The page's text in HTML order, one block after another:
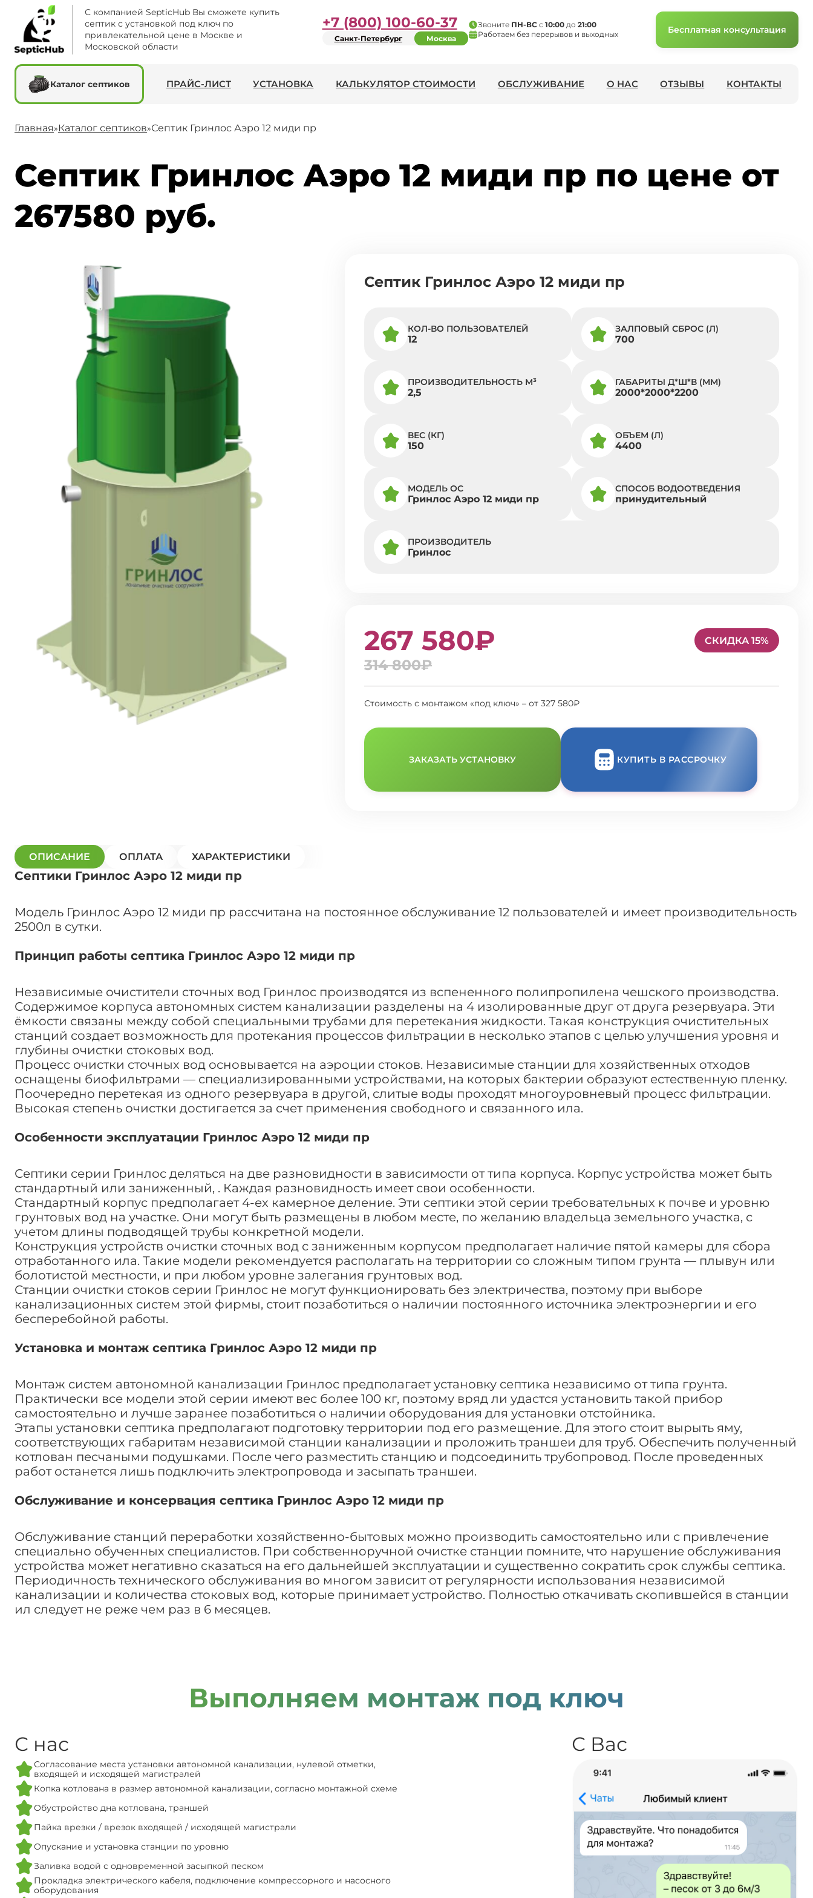
С компанией SepticHub Вы сможете купить
септик с установкой под ключ по
привлекательной цене в Москве и
Московской области
+7 (800) 100-60-37
Санкт-Петербург Москва
Звоните ПН-ВСс 10:00до 21:00
Работаем без перерывов и выходных
Бесплатная консультация
Каталог септиков ПРАЙС-ЛИСТ УСТАНОВКА КАЛЬКУЛЯТОР СТОИМОСТИ ОБСЛУЖИВАНИЕ О НАС ОТЗЫВЫ КОНТАКТЫ
Главная»Каталог септиков»Септик Гринлос Аэро 12 миди пр
Септик Гринлос Аэро 12 миди пр по цене от
267580 руб.
Септик Гринлос Аэро 12 миди пр
КОЛ-ВО ПОЛЬЗОВАТЕЛЕЙ
12
ЗАЛПОВЫЙ СБРОС (Л)
700
ПРОИЗВОДИТЕЛЬНОСТЬ M³
2,5
ГАБАРИТЫ Д*Ш*В (ММ)
2000*2000*2200
ВЕС (КГ)
150
ОБЪЕМ (Л)
4400
МОДЕЛЬ ОС
Гринлос Аэро 12 миди пр
СПОСОБ ВОДООТВЕДЕНИЯ
принудительный
ПРОИЗВОДИТЕЛЬ
Гринлос
267 580₽
314 800₽
СКИДКА 15%
Стоимость с монтажом «под ключ» – от 327 580₽
ЗАКАЗАТЬ УСТАНОВКУ КУПИТЬ В РАССРОЧКУ
ОПИСАНИЕ ОПЛАТА ХАРАКТЕРИСТИКИ
Септики Гринлос Аэро 12 миди пр
Модель Гринлос Аэро 12 миди пр рассчитана на постоянное обслуживание 12 пользователей и имеет производительность
2500л в сутки.
Принцип работы септика Гринлос Аэро 12 миди пр
Независимые очистители сточных вод Гринлос производятся из вспененного полипропилена чешского производства.
Содержимое корпуса автономных систем канализации разделены на 4 изолированные друг от друга резервуара. Эти
ёмкости связаны между собой специальными трубами для перетекания жидкости. Такая конструкция очистительных
станций создает возможность для протекания процессов фильтрации в несколько этапов с целью улучшения уровня и
глубины очистки стоковых вод.
Процесс очистки сточных вод основывается на аэроции стоков. Независимые станции для хозяйственных отходов
оснащены биофильтрами — специализированными устройствами, на которых бактерии образуют естественную пленку.
Поочередно перетекая из одного резервуара в другой, слитые воды проходят многоуровневый процесс фильтрации.
Высокая степень очистки достигается за счет применения свободного и связанного ила.
Особенности эксплуатации Гринлос Аэро 12 миди пр
Септики серии Гринлос деляться на две разновидности в зависимости от типа корпуса. Корпус устройства может быть
стандартный или заниженный, . Каждая разновидность имеет свои особенности.
Стандартный корпус предполагает 4-ех камерное деление. Эти септики этой серии требовательных к почве и уровню
грунтовых вод на участке. Они могут быть размещены в любом месте, по желанию владельца земельного участка, с
учетом длины подводящей трубы конкретной модели.
Конструкция устройств очистки сточных вод с заниженным корпусом предполагает наличие пятой камеры для сбора
отработанного ила. Такие модели рекомендуется располагать на территории со сложным типом грунта — плывун или
болотистой местности, и при любом уровне залегания грунтовых вод.
Станции очистки стоков серии Гринлос не могут функционировать без электричества, поэтому при выборе
канализационных систем этой фирмы, стоит позаботиться о наличии постоянного источника электроэнергии и его
бесперебойной работы.
Установка и монтаж септика Гринлос Аэро 12 миди пр
Монтаж систем автономной канализации Гринлос предполагает установку септика независимо от типа грунта.
Практически все модели этой серии имеют вес более 100 кг, поэтому вряд ли удастся установить такой прибор
самостоятельно и лучше заранее позаботиться о наличии оборудования для установки отстойника.
Этапы установки септика предполагают подготовку территории под его размещение. Для этого стоит вырыть яму,
соответствующих габаритам независимой станции канализации и проложить траншеи для труб. Обеспечить полученный
котлован песчаными подушками. После чего разместить станцию и подсоединить трубопровод. После проведенных
работ останется лишь подключить электропровода и засыпать траншеи.
Обслуживание и консервация септика Гринлос Аэро 12 миди пр
Обслуживание станций переработки хозяйственно-бытовых можно производить самостоятельно или с привлечение
специально обученных специалистов. При собственноручной очистке станции помните, что нарушение обслуживания
устройства может негативно сказаться на его дальнейшей эксплуатации и существенно сократить срок службы септика.
Периодичность технического обслуживания во многом зависит от регулярности использования независимой
канализации и количества стоковых вод, которые принимает устройство. Полностью откачивать скопившейся в станции
ил следует не реже чем раз в 6 месяцев.
Выполняем монтаж под ключ
С нас
Согласование места установки автономной канализации, нулевой отметки,
входящей и исходящей магистралей
Копка котлована в размер автономной канализации, согласно монтажной схеме
Обустройство дна котлована, траншей
Пайка врезки / врезок входящей / исходящей магистрали
Опускание и установка станции по уровню
Заливка водой с одновременной засыпкой песком
Прокладка электрического кабеля, подключение компрессорного и насосного
оборудования
С Вас